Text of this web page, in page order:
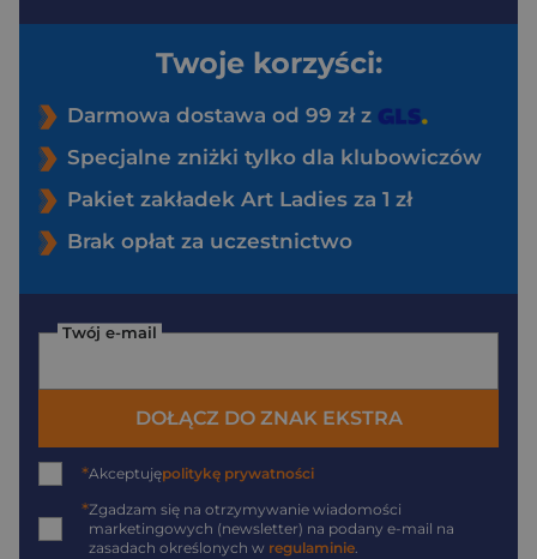
Twoje korzyści:
Darmowa dostawa od 99 zł z
Specjalne zniżki tylko dla klubowiczów
Pakiet zakładek Art Ladies za 1 zł
Brak opłat za uczestnictwo
Twój e-mail
DOŁĄCZ DO ZNAK EKSTRA
*Akceptujępolitykę prywatności
*Zgadzam się na otrzymywanie wiadomości
marketingowych (newsletter) na podany e-mail na
zasadach określonych w regulaminie.